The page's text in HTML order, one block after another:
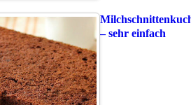
– sehr einfach